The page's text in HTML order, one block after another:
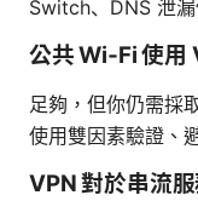
Switch、DNS 泄
公共 Wi‑Fi 使用
足夠，但你仍需採
使用雙因素驗證、
VPN 對於串流